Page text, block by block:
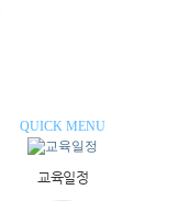
QUICK MENU
교육일정